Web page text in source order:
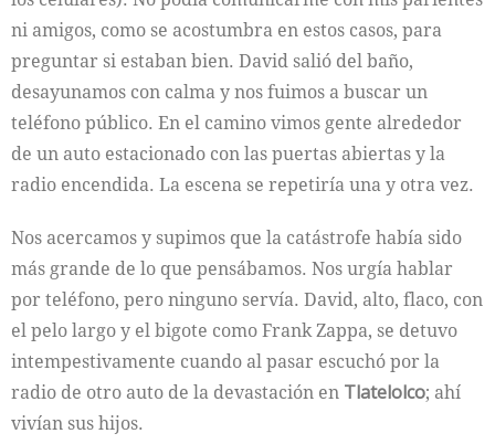
ni amigos, como se acostumbra en estos casos, para
preguntar si estaban bien. David salió del baño,
desayunamos con calma y nos fuimos a buscar un
teléfono público. En el camino vimos gente alrededor
de un auto estacionado con las puertas abiertas y la
radio encendida. La escena se repetiría una y otra vez.
Nos acercamos y supimos que la catástrofe había sido
más grande de lo que pensábamos. Nos urgía hablar
por teléfono, pero ninguno servía. David, alto, flaco, con
el pelo largo y el bigote como Frank Zappa, se detuvo
intempestivamente cuando al pasar escuchó por la
radio de otro auto de la devastación en Tlatelolco; ahí
vivían sus hijos.